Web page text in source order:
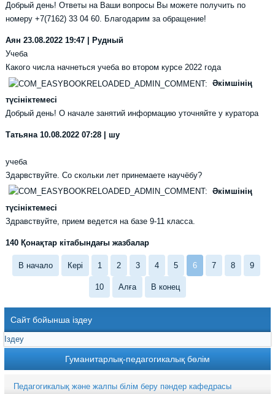
Добрый день! Ответы на Ваши вопросы Вы можете получить по
номеру +7(7162) 33 04 60. Благодарим за обращение!
Аян 23.08.2022 19:47 | Рудный
Учеба
Какого числа начнеться учеба во втором курсе 2022 года
Әкімшінің
түсініктемесі
Добрый день! О начале занятий информацию уточняйте у куратора
Татьяна 10.08.2022 07:28 | шу
учеба
Здарвствуйте. Со скольки лет принемаете научёбу?
Әкімшінің
түсініктемесі
Здравствуйте, прием ведется на базе 9-11 класса.
140 Қонақтар кітабындағы жазбалар
В начало Кері 1 2 3 4 5 6 7 8 9
10 Алға В конец
Сайт бойынша іздеу
Гуманитарлық-педагогикалық бөлім
Педагогикалық және жалпы білім беру пәндер кафедрасы